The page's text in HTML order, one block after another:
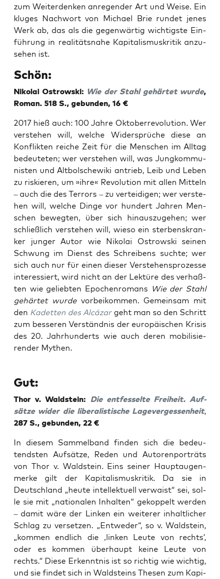
zum Wei­ter­den­ken anre­gen­der Art und Wei­se. Ein
klu­ges Nach­wort von Micha­el Brie run­det jenes
Werk ab, das als die gegen­wär­tig wich­tigs­te Ein­
füh­rung in rea­li­täts­na­he Kapi­ta­lis­mus­kri­tik anzu­
se­hen ist.
Schön:
Niko­lai Ost­row­ski: Wie der Stahl gehär­tet wur­de,
Roman. 518 S., gebun­den, 16 €
2017 hieß auch: 100 Jah­re Okto­ber­re­vo­lu­ti­on. Wer
ver­ste­hen will, wel­che Wider­sprü­che die­se an
Kon­flik­ten rei­che Zeit für die Men­schen im All­tag
bedeu­te­ten; wer ver­ste­hen will, was Jung­kom­mu­
nis­ten und Alt­bol­sche­wi­ki antrieb, Leib und Leben
zu ris­kie­ren, um »ihre« Revo­lu­ti­on mit allen Mit­teln
– auch die des Ter­rors – zu ver­tei­di­gen; wer ver­ste­
hen will, wel­che Din­ge vor hun­dert Jah­ren Men­
schen beweg­ten, über sich hin­aus­zu­ge­hen; wer
schließ­lich ver­ste­hen will, wie­so ein ster­bens­kran­
ker jun­ger Autor wie Niko­lai Ost­row­ski sei­nen
Schwung im Dienst des Schrei­bens such­te; wer
sich auch nur für einen die­ser Ver­ste­hens­pro­zes­se
inter­es­siert, wird nicht an der Lek­tü­re des ver­haß­
ten wie gelieb­ten Epo­chen­ro­mans Wie der Stahl
gehär­tet wur­de vor­bei­kom­men. Gemein­sam mit
den Kadet­ten des Alcá­zar geht man so den Schritt
zum bes­se­ren Ver­ständ­nis der euro­päi­schen Kri­sis
des 20. Jahr­hun­derts wie auch deren mobi­li­sie­
ren­der Mythen.
Gut:
Thor v. Wald­stein: Die ent­fes­sel­te Frei­heit. Auf­
sät­ze wider die libe­ra­lis­ti­sche Lage­ver­ges­sen­heit,
287 S., gebun­den, 22 €
In die­sem Sam­mel­band fin­den sich die bedeu­
tends­ten Auf­sät­ze, Reden und Autoren­por­träts
von Thor v. Wald­stein. Eins sei­ner Haupt­au­gen­
mer­ke gilt der Kapi­ta­lis­mus­kri­tik. Da sie in
Deutsch­land „heu­te intel­lek­tu­ell ver­waist“ sei, sol­
le sie mit „natio­na­len Inhal­ten“ gekop­pelt wer­den
– damit wäre der Lin­ken ein wei­te­rer inhalt­li­cher
Schlag zu ver­set­zen. „Ent­we­der“, so v. Wald­stein,
„kom­men end­lich die ‚lin­ken Leu­te von rechts’,
oder es kom­men über­haupt kei­ne Leu­te von
rechts.“ Die­se Erkennt­nis ist so rich­tig wie wich­tig,
und sie fin­det sich in Wald­steins The­sen zum Kapi­